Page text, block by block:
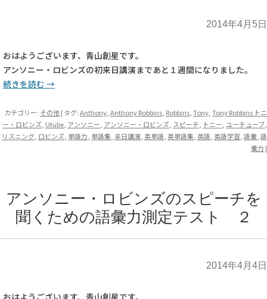
2014年4月5日
おはようございます、青山創星です。
アンソニー・ロビンズの初来日講演まであと１週間になりました。
続きを読む →
カテゴリー: その他| タグ:Anthony,Anthony Robbins, Robbins,Tony,Tony Robbins トニ
ー・ロビンズ, Utube, アンソニー, アンソニー・ロビンズ, スピーチ, トニー, ユーチューブ,
リスニング, ロビンズ,単語力,単語集,来日講演,英単語,英単語集,英語,英語学習,語彙,語
彙力 |
アンソニー・ロビンズのスピーチを
聞くための語彙力測定テスト ２
2014年4月4日